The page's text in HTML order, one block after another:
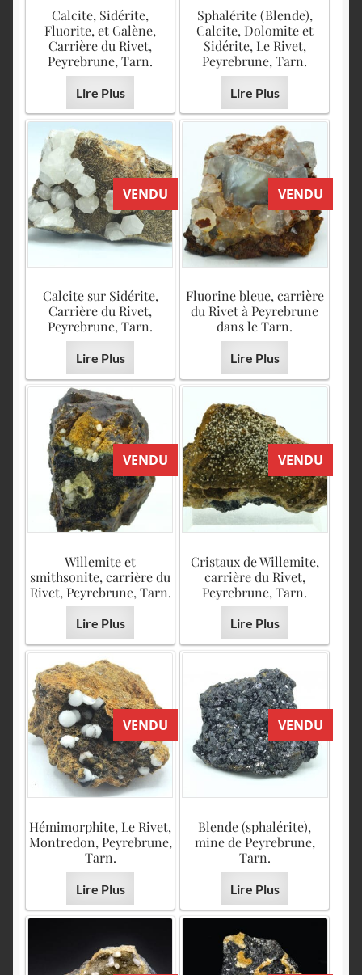
Calcite, Sidérite,
Fluorite, et Galène,
Carrière du Rivet,
Peyrebrune, Tarn.
Lire Plus
Sphalérite (Blende),
Calcite, Dolomite et
Sidérite, Le Rivet,
Peyrebrune, Tarn.
Lire Plus
VENDU
Calcite sur Sidérite,
Carrière du Rivet,
Peyrebrune, Tarn.
Lire Plus
VENDU
Fluorine bleue, carrière
du Rivet à Peyrebrune
dans le Tarn.
Lire Plus
VENDU
Willemite et
smithsonite, carrière du
Rivet, Peyrebrune, Tarn.
Lire Plus
VENDU
Cristaux de Willemite,
carrière du Rivet,
Peyrebrune, Tarn.
Lire Plus
VENDU
Hémimorphite, Le Rivet,
Montredon, Peyrebrune,
Tarn.
Lire Plus
VENDU
Blende (sphalérite),
mine de Peyrebrune,
Tarn.
Lire Plus